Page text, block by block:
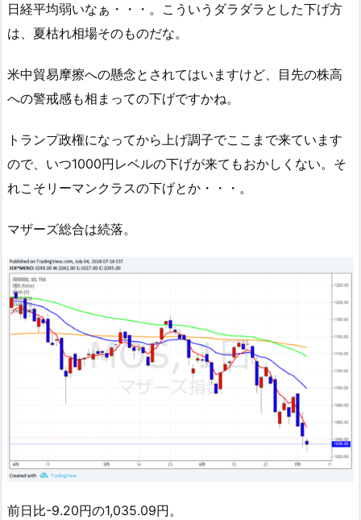
日経平均弱いなぁ・・・。こういうダラダラとした下げ方
は、夏枯れ相場そのものだな。
米中貿易摩擦への懸念とされてはいますけど、目先の株高
への警戒感も相まっての下げですかね。
トランプ政権になってから上げ調子でここまで来ています
ので、いつ1000円レベルの下げが来てもおかしくない。そ
れこそリーマンクラスの下げとか・・・。
マザーズ総合は続落。
前日比-9.20円の1,035.09円。